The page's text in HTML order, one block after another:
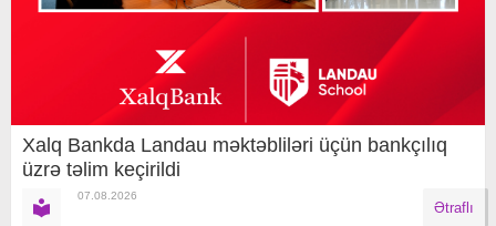
Xalq Bankda Landau məktəbliləri üçün bankçılıq
üzrə təlim keçirildi
07.08.2026
Ətraflı